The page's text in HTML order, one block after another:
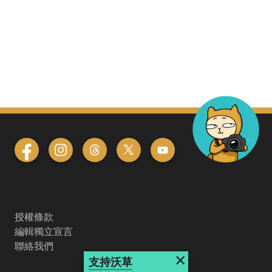
授權條款
編輯獨立宣言
聯絡我們
支持沃草 ×